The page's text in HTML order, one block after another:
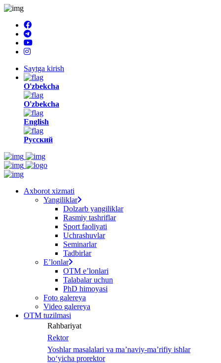
Saytga kirish
O'zbekcha
O'zbekcha
English
Русский
Axborot xizmati
Yangiliklar
Dolzarb yangiliklar
Rasmiy tashriflar
Sport faoliyati
Uchrashuvlar
Seminarlar
Tadbirlar
Eʼlonlar
OTM eʼlonlari
Talabalar uchun
PhD himoyasi
Foto galereya
Video galereya
OTM tuzilmasi
Rahbariyat
Rektor
Yoshlar masalalari va ma’naviy-ma’rifiy ishlar
bo‘yicha prorektor